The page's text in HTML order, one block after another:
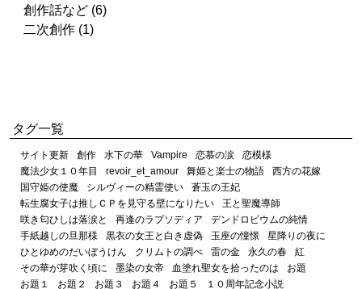
創作話など (6)
二次創作 (1)
タグ一覧
サイト更新 創作 水下の華 Vampire 恋慕の涙
恋模様
魔法少女１０年目
revoir_et_amour 舞姫と楽士の物語
西方の花嫁
国守姫の使魔
シルヴィーの精霊使い
蒼玉の王妃
転生腐女子は推しＣＰを見守る壁になりたい
王と聖魔導師
咲き匂ひしは落涙と
再逢のラプソディア
デンドロビウムの純情
手紙越しの旦那様
黒衣の女王と白き虚偽 玉座の憧憬
星降りの夜に
ひとゆめのだいぼうけん
クリムトの調べ 雷の金 永久の春
紅
その華が芽吹く頃に
墨染の女帝 血塗れ聖女を拾ったのは
お題
お題１
お題２ お題３ お題４ お題５
１０周年記念小説